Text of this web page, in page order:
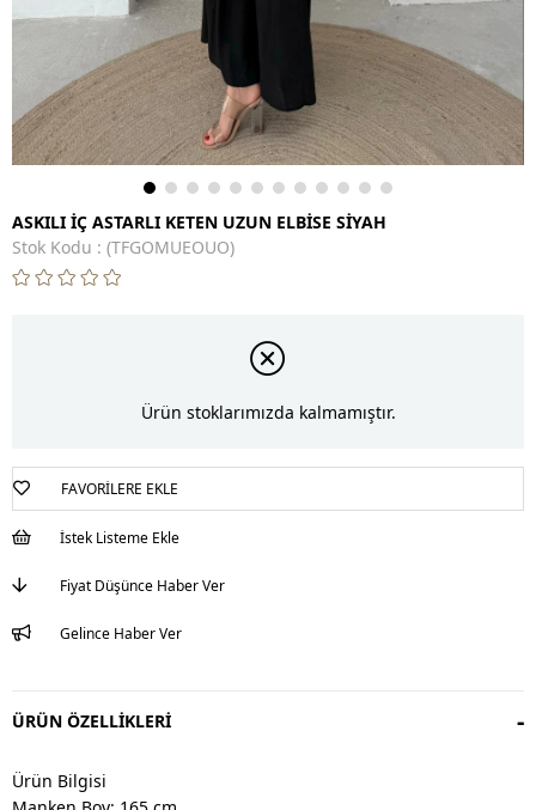
ASKILI İÇ ASTARLI KETEN UZUN ELBİSE SİYAH
Stok Kodu
(TFGOMUEOUO)
Ürün stoklarımızda kalmamıştır.
FAVORILERE EKLE
İstek Listeme Ekle
Fiyat Düşünce Haber Ver
Gelince Haber Ver
ÜRÜN ÖZELLIKLERI
Ürün Bilgisi